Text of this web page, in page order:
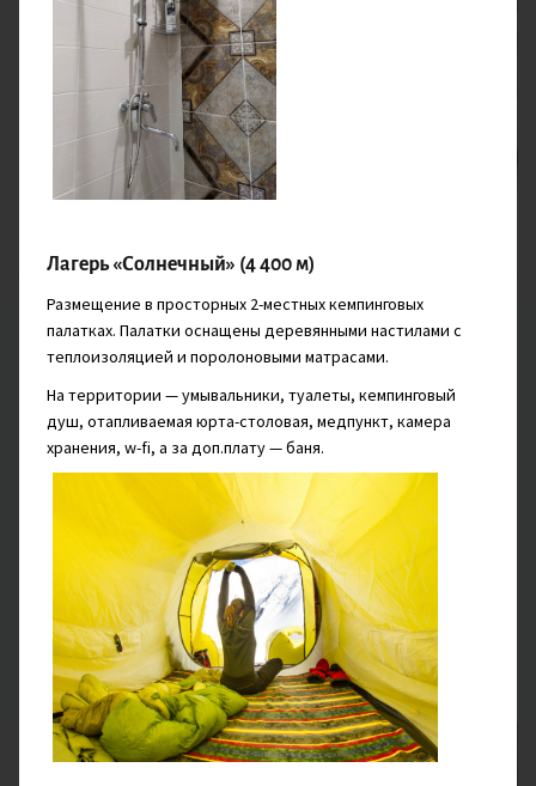
3 ДЕНЬ
Подъём к пику Петровского
Сегодня вам предстоит акклиматизационный выход на
4 150 м. Отсюда при ясной погоде можно окинуть
взглядом огромные пространства Алайской долины,
увидеть рассыпанные между хребтами жемчужинки озёр
и величественный пик Ленина во всей красе.
Вернётесь в базовый лагерь, чтобы отдохнуть и
набраться сил: завтра вас ждёт первое восхождение!
Лагерь «Солнечный» (4 400 м)
Размещение в просторных 2-местных кемпинговых
палатках. Палатки оснащены деревянными настилами с
теплоизоляцией и поролоновыми матрасами.
На территории — умывальники, туалеты, кемпинговый
душ, отапливаемая юрта-столовая, медпункт, камера
хранения, w-fi, а за доп.плату — баня.